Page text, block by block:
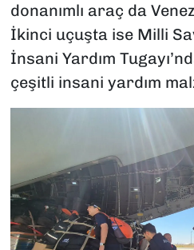
donanımlı araç da
İkinci uçuşta ise Milli
İnsani Yardım
çeşitli insani yardım